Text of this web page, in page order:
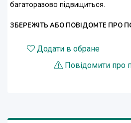
багаторазово підвищиться.
ЗБЕРЕЖІТЬ АБО ПОВІДОМТЕ ПРО
Додати в обране
Повідомити про